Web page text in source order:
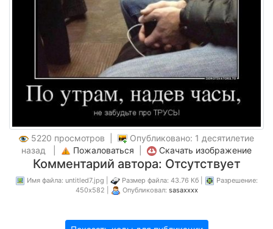
5220 просмотров |
Опубликовано: 1 десятилетие
назад |
Пожаловаться Скачать изображение
Комментарий автора: Отсутствует
Имя файла: untitled7.jpg | Размер файла: 43.76 Кб |
Разрешение:
450x582 |
Опубликовал: sasaxxxx